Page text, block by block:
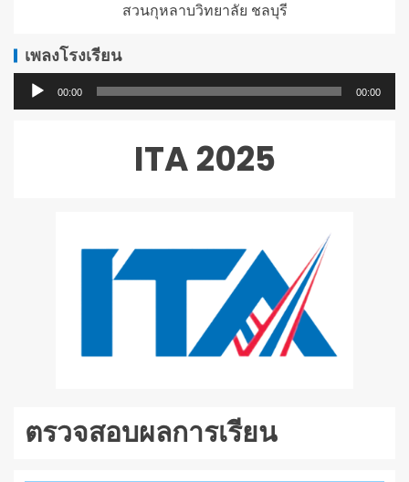
สวนกุหลาบวิทยาลัย ชลบุรี
เพลงโรงเรียน
ตัว
00:00 00:00
ITA 2025
ตรวจสอบผลการเรียน